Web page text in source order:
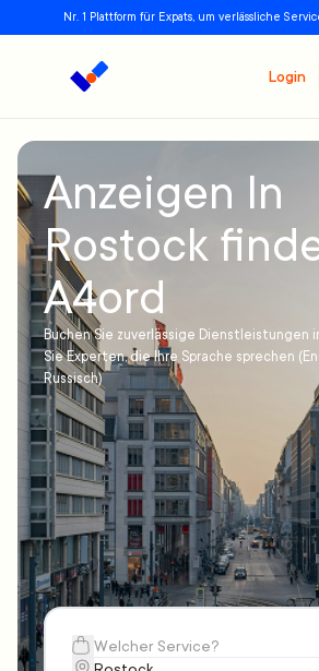
Nr. 1 Plattform für Expats, um verlässliche
Login
Anzeigen In
Rostock
A4ord
Buchen Sie zuverlässige Dienstleistungen
Sie Experten, die Ihre Sprache sprechen
Russisch)